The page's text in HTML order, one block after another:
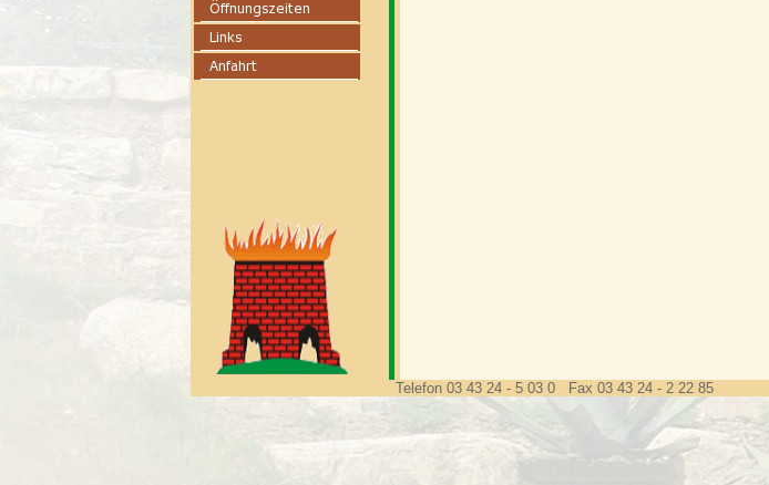
Telefon 03 43 24 - 5 03 0 Fax 03 43 24 - 2 22 85